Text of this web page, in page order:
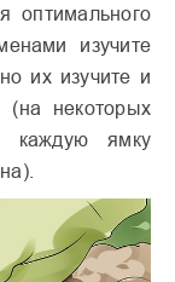
оптимального
изучите
их изучите и
(на некоторых
каждую ямку